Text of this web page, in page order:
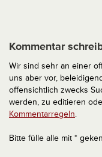
Kommentar
Wir sind sehr an einer
uns aber vor,
offensichtlich zwecks
werden, zu editieren
Kommentarregeln.
Bitte fülle alle mit *